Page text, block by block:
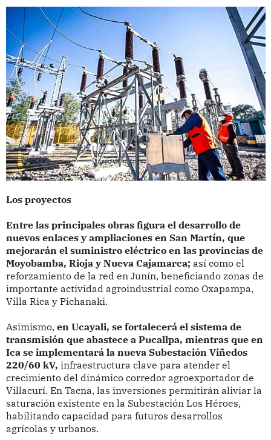
Los proyectos
Entre las principales obras figura el desarrollo de
nuevos enlaces y ampliaciones en San Martín, que
mejorarán el suministro eléctrico en las provincias de
Moyobamba, Rioja y Nueva Cajamarca; así como el
reforzamiento de la red en Junín, beneficiando zonas de
importante actividad agroindustrial como Oxapampa,
Villa Rica y Pichanaki.
Asimismo, en Ucayali, se fortalecerá el sistema de
transmisión que abastece a Pucallpa, mientras que en
Ica se implementará la nueva Subestación Viñedos
220/60 kV, infraestructura clave para atender el
crecimiento del dinámico corredor agroexportador de
Villacurí. En Tacna, las inversiones permitirán aliviar la
saturación existente en la Subestación Los Héroes,
habilitando capacidad para futuros desarrollos
agrícolas y urbanos.